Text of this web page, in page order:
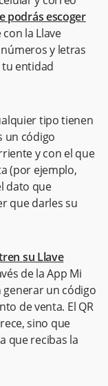
podrás escoger
con la Llave
y letras
tu entidad
tipo tienen
un código
y con el que
(por ejemplo,
dato que
que darles su
su Llave
de la App Mi
generar un código
de venta. El QR
sino que
que recibas la